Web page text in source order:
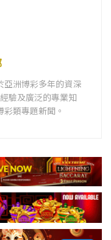
亞洲博彩多年的資深
驗及廣泛的專業知
類專題新聞。